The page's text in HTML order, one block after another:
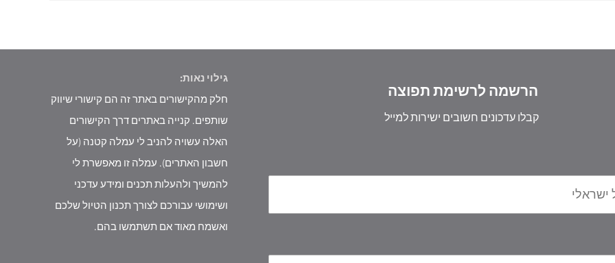
הרשמה לרשימת תפוצה
קבלו עדכונים חשובים ישירות למייל
גילוי נאות:
חלק מהקישורים באתר זה הם קישורי שיווק
שותפים. קנייה באתרים דרך הקישורים
האלה עשויה להניב לי עמלה קטנה (על
חשבון האתרים). עמלה זו מאפשרת לי
להמשיך ולהעלות תכנים ומידע עדכני
ושימושי עבורכם לצורך תכנון הטיול שלכם
ואשמח מאוד אם תשתמשו בהם.